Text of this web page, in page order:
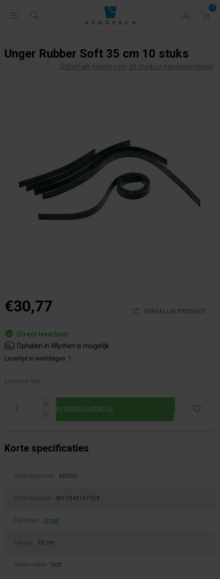
0
Unger Rubber Soft 35 cm 10 stuks
Schrijf als eerste voor dit product een beoordeling
€30,77 VERGELIJK PRODUCT
Direct leverbaar
Ophalen in Wijchen is mogelijk.
Levertijd in werkdagen: 1
Exclusief btw.
i
h
Korte specificaties
Artikelnummer: RR350
GTIN barcode: 4017942107359
Fabrikant: Unger
Lengte: 35 cm
Soort rubber: Soft